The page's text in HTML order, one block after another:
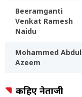
Beeramganti
Venkat Ramesh
Naidu
Mohammed Abdul
Azeem
कहिए नेताजी